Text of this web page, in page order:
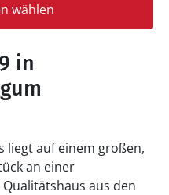
wählen
in
liegt auf einem großen,
an einer
aus den